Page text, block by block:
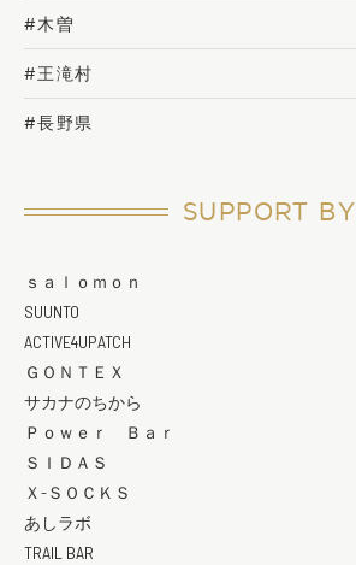
#木曽
#王滝村
#長野県
SUPPORT BY
ｓａｌｏｍｏｎ
SUUNTO
ACTIVE4UPATCH
ＧＯＮＴＥＸ
サカナのちから
Ｐｏｗｅｒ Ｂａｒ
ＳＩＤＡＳ
Ｘ-ＳＯＣＫＳ
あしラボ
TRAIL BAR